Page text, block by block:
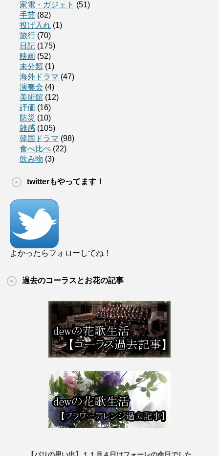
家電・ガジェト (51)
手芸 (82)
投げ入れ (1)
旅行 (70)
日記 (175)
映画 (52)
未分類 (1)
海外ドラマ (47)
演奏会 (4)
美術館 (12)
評価 (16)
防災 (10)
雑感 (105)
韓国ドラマ (98)
食べ比べ (22)
飲み物 (3)
twitterもやってます！
よかったらフォローしてね！
過去のコーラスとお花の記事